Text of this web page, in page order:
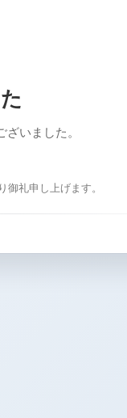
いました。
御礼申し上げます。